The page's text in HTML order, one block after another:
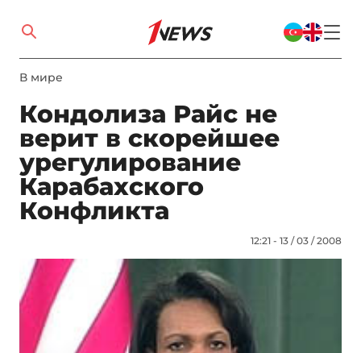
В мире
Кондолиза Райс не
верит в скорейшее
урегулирование
Карабахского
Конфликта
12:21 - 13 / 03 / 2008